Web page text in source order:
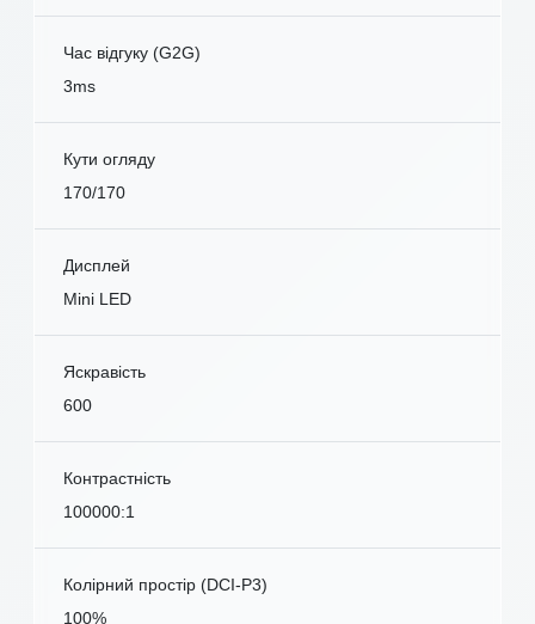
Час відгуку (G2G)
3ms
Кути огляду
170/170
Дисплей
Mini LED
Яскравість
600
Контрастність
100000:1
Колірний простір (DCI-P3)
100%